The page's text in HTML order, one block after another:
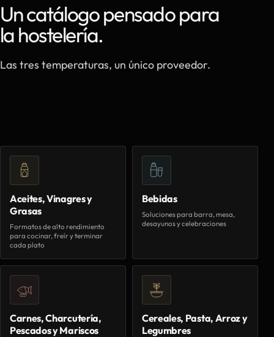
Un catálogo pensado para
la hostelería.
Las tres temperaturas, un único proveedor.
Aceites, Vinagres y
Grasas
Formatos de alto rendimiento
para cocinar, freír y terminar
cada plato
Bebidas
Soluciones para barra, mesa,
desayunos y celebraciones
Carnes, Charcutería,
Pescados y Mariscos
Cereales, Pasta, Arroz y
Legumbres